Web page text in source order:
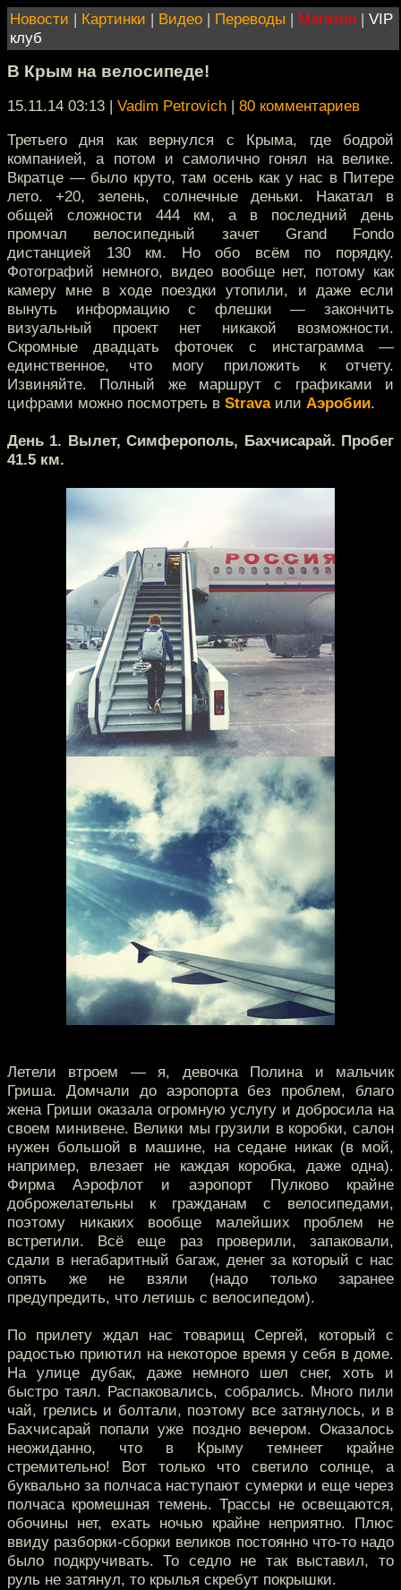
Новости | Картинки | Видео | Переводы | Магазин | VIP
клуб
В Крым на велосипеде!
15.11.14 03:13 | Vadim Petrovich | 80 комментариев
Третьего дня как вернулся с Крыма, где бодрой
компанией, а потом и самолично гонял на велике.
Вкратце — было круто, там осень как у нас в Питере
лето. +20, зелень, солнечные деньки. Накатал в
общей сложности 444 км, а в последний день
промчал велосипедный зачет Grand Fondo
дистанцией 130 км. Но обо всём по порядку.
Фотографий немного, видео вообще нет, потому как
камеру мне в ходе поездки утопили, и даже если
вынуть информацию с флешки — закончить
визуальный проект нет никакой возможности.
Скромные двадцать фоточек с инстаграмма —
единственное, что могу приложить к отчету.
Извиняйте. Полный же маршрут с графиками и
цифрами можно посмотреть в Stravaили Аэробии.
День 1. Вылет, Симферополь, Бахчисарай. Пробег
41.5 км.
Летели втроем — я, девочка Полина и мальчик
Гриша. Домчали до аэропорта без проблем, благо
жена Гриши оказала огромную услугу и добросила на
своем минивене. Велики мы грузили в коробки, салон
нужен большой в машине, на седане никак (в мой,
например, влезает не каждая коробка, даже одна).
Фирма Аэрофлот и аэропорт Пулково крайне
доброжелательны к гражданам с велосипедами,
поэтому никаких вообще малейших проблем не
встретили. Всё еще раз проверили, запаковали,
сдали в негабаритный багаж, денег за который с нас
опять же не взяли (надо только заранее
предупредить, что летишь с велосипедом).
По прилету ждал нас товарищ Сергей, который с
радостью приютил на некоторое время у себя в доме.
На улице дубак, даже немного шел снег, хоть и
быстро таял. Распаковались, собрались. Много пили
чай, грелись и болтали, поэтому все затянулось, и в
Бахчисарай попали уже поздно вечером. Оказалось
неожиданно, что в Крыму темнеет крайне
стремительно! Вот только что светило солнце, а
буквально за полчаса наступают сумерки и еще через
полчаса кромешная темень. Трассы не освещаются,
обочины нет, ехать ночью крайне неприятно. Плюс
ввиду разборки-сборки великов постоянно что-то надо
было подкручивать. То седло не так выставил, то
руль не затянул, то крылья скребут покрышки.